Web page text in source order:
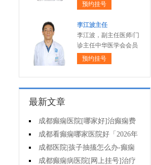
预约挂号
李江波主任
李江波，副主任医师/门
诊主任中华医学会会员
预约挂号
最新文章
成都癫痫医院[哪家好]治癫痫费
用高吗?
成都看癫痫哪家医院好「2026年
度公布」丙戊酸钠常见的不良反应
有哪些?
成都医院|孩子抽搐怎么办-癫痫
症状是什么样的?
成都癫痫病医院[网上挂号]治疗